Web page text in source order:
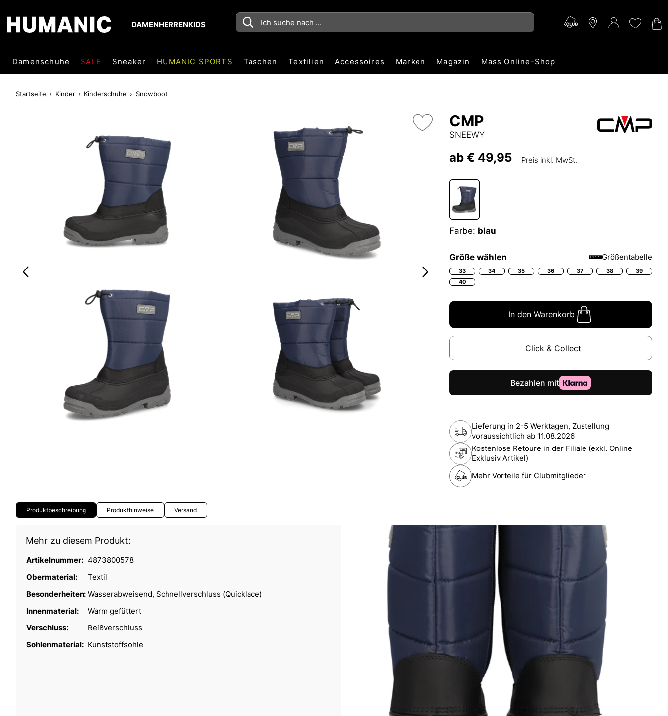
DAMENHERRENKIDS
Damenschuhe SALE Sneaker HUMANIC SPORTS Taschen Textilien Accessoires Marken Magazin Mass Online-Shop
Startseite Kinder Kinderschuhe Snowboot
CMP
SNEEWY
ab € 49,95 Preis inkl. MwSt.
Farbe: blau
Größe wählen Größentabelle
33 34 35 36 37 38
39
40
In den Warenkorb
Click & Collect
Lieferung in 2-5 Werktagen, Zustellung
voraussichtlich ab 11.08.2026
Kostenlose Retoure in der Filiale (exkl. Online
Exklusiv Artikel)
Mehr Vorteile für Clubmitglieder
Produktbeschreibung Produkthinweise Versand
Mehr zu diesem Produkt:
Artikelnummer: 4873800578
Obermaterial:
Textil
Besonderheiten: Wasserabweisend, Schnellverschluss (Quicklace)
Innenmaterial:
Warm gefüttert
Verschluss:
Reißverschluss
Sohlenmaterial: Kunststoffsohle